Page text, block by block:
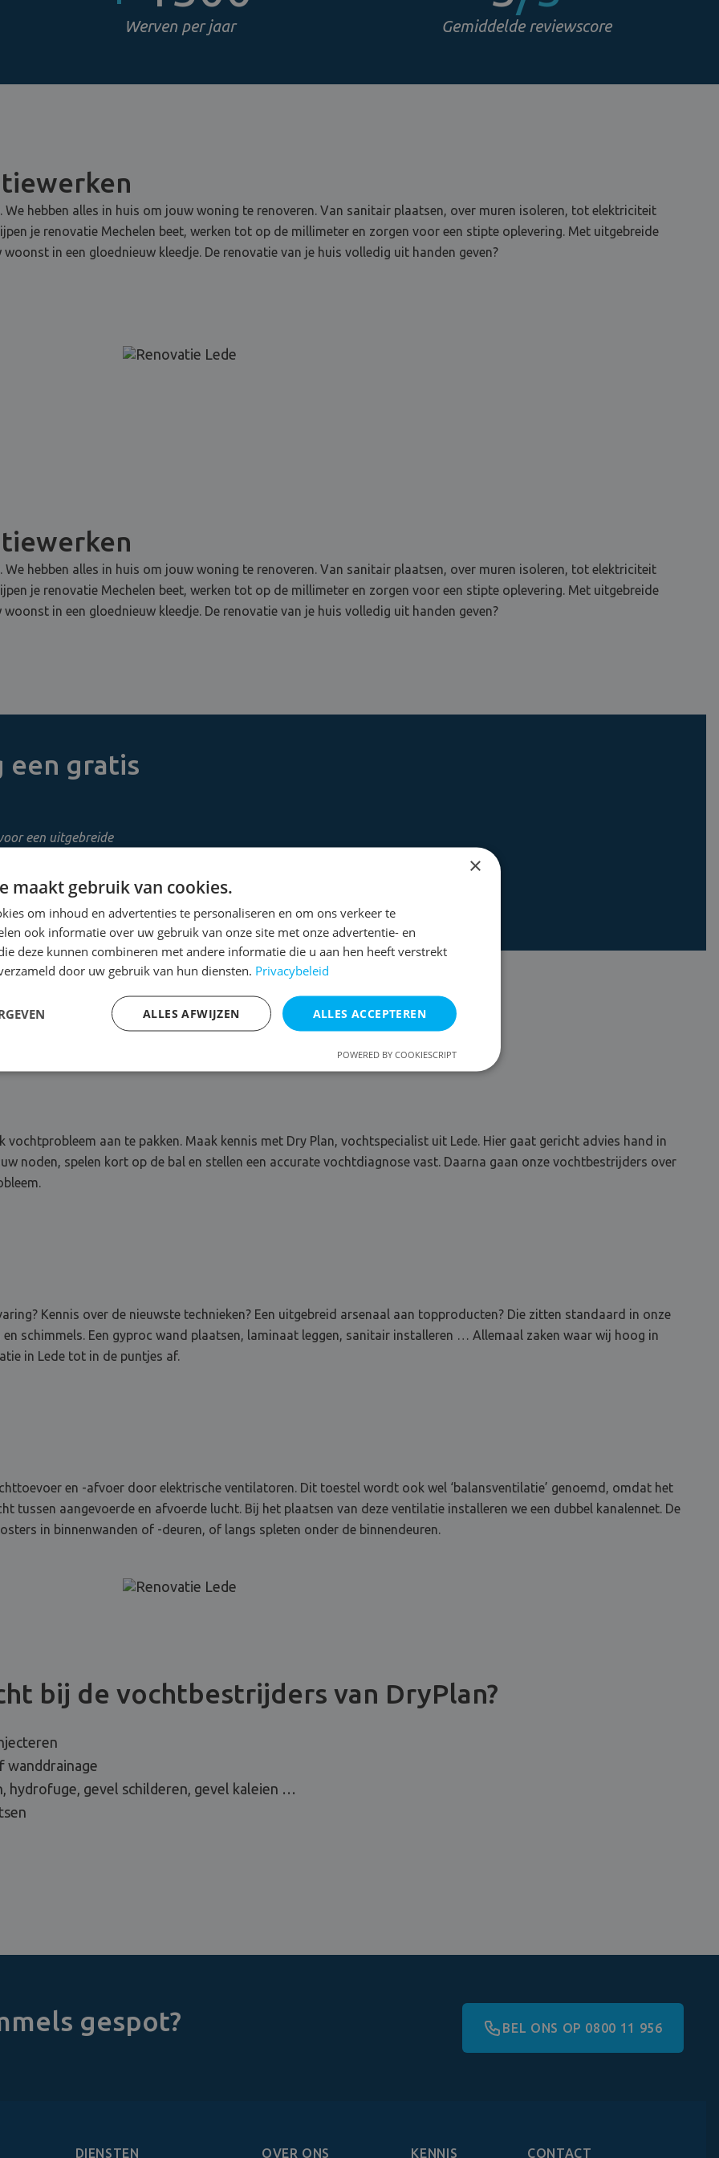
Werven per jaar Gemiddelde reviewscore
hebben alles in huis om jouw woning te renoveren. Van sanitair plaatsen, over muren isoleren, tot elektriciteit
je renovatie Mechelen beet, werken tot op de millimeter en zorgen voor een stipte oplevering. Met uitgebreide
in een gloednieuw kleedje. De renovatie van je huis volledig uit handen geven?
hebben alles in huis om jouw woning te renoveren. Van sanitair plaatsen, over muren isoleren, tot elektriciteit
je renovatie Mechelen beet, werken tot op de millimeter en zorgen voor een stipte oplevering. Met uitgebreide
in een gloednieuw kleedje. De renovatie van je huis volledig uit handen geven?
een gratis
een uitgebreide
aan te pakken. Maak kennis met Dry Plan, vochtspecialist uit Lede. Hier gaat gericht advies hand in
noden, spelen kort op de bal en stellen een accurate vochtdiagnose vast. Daarna gaan onze vochtbestrijders over
Kennis over de nieuwste technieken? Een uitgebreid arsenaal aan topproducten? Die zitten standaard in onze
schimmels. Een gyproc wand plaatsen, laminaat leggen, sanitair installeren … Allemaal zaken waar wij hoog in
in Lede tot in de puntjes af.
en -afvoer door elektrische ventilatoren. Dit toestel wordt ook wel ‘balansventilatie’ genoemd, omdat het
tussen aangevoerde en afvoerde lucht. Bij het plaatsen van deze ventilatie installeren we een dubbel kanalennet. De
in binnenwanden of -deuren, of langs spleten onder de binnendeuren.
bij de vochtbestrijders van DryPlan?
wanddrainage
hydrofuge, gevel schilderen, gevel kaleien …
gespot? BEL ONS OP 0800 11 956
DIENSTEN OVER ONS KENNIS CONTACT
×
maakt gebruik van cookies.
om inhoud en advertenties te personaliseren en om ons verkeer te
ook informatie over uw gebruik van onze site met onze advertentie- en
deze kunnen combineren met andere informatie die u aan hen heeft verstrekt
door uw gebruik van hun diensten. Privacybeleid
ALLES ACCEPTEREN
ALLES AFWIJZEN
POWERED BY COOKIESCRIPT